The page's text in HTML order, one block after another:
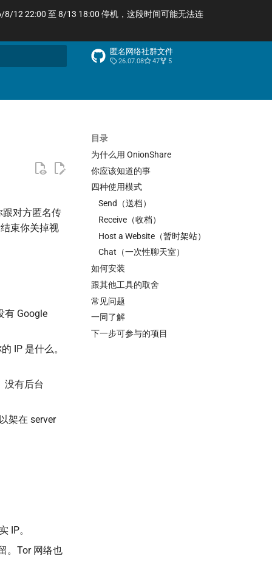
12 22:00 至 8/13 18:00 停机，这段时间可能无法连
匿名网络社群文件
26.07.08 47 5
目录
为什么用 OnionShare
你应该知道的事
四种使用模式
Send（送档）
Receive（收档）
Host a Website（暂时架站）
Chat（一次性聊天室）
如何安装
跟其他工具的取舍
常见问题
一同了解
下一步可参与的项目
对方匿名传
束你关掉视
有 Google
IP 是什么。
没有后台
架在 server
IP。
。Tor 网络也